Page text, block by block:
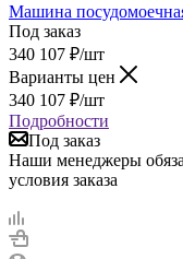
Машина
Под заказ
340 107 ₽/шт
Варианты цен
340 107 ₽/шт
Подробности
Под заказ
Наши менеджеры
условия заказа